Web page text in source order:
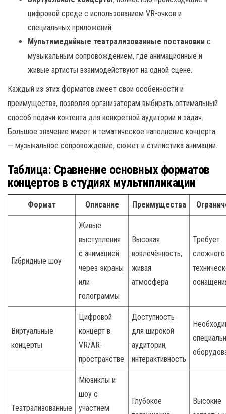
цифровой среде с использованием VR-очков и
специальных приложений.
Мультимедийные театрализованные постановки с
музыкальным сопровождением, где анимационные и
живые артисты взаимодействуют на одной сцене.
Каждый из этих форматов имеет свои особенности и
преимущества, позволяя организаторам выбирать оптимальный
способ подачи контента для конкретной аудитории и задач.
Большое значение имеет и тематическое наполнение концерта
— музыкальное сопровождение, сюжет и стилистика анимации.
Таблица: Сравнение основных форматов
концертов в студиях мультипликации
Формат Описание Преимущества
Гибридные шоу
Живые
выступления
с анимацией
через экраны
или
голограммы
Высокая
вовлечённость,
живая
атмосфера
Требует
сложного
Виртуальные
концерты
Цифровой
концерт в
VR/AR-
пространстве
Доступность
для широкой
аудитории,
интерактивность
Театрализованные
Мюзиклы и
шоу с
участием
Глубокое
Высокие